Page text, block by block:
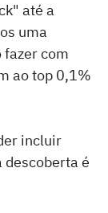
até a
uma
fazer com
ao top 0,1%
incluir
descoberta é